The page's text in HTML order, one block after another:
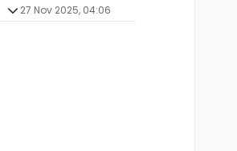
27 Nov 2025, 04:06